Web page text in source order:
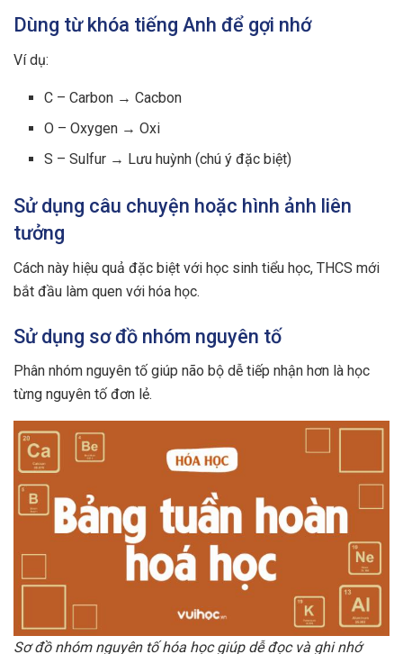
Dùng từ khóa tiếng Anh để gợi nhớ
Ví dụ:
C – Carbon → Cacbon
O – Oxygen → Oxi
S – Sulfur → Lưu huỳnh (chú ý đặc biệt)
Sử dụng câu chuyện hoặc hình ảnh liên
tưởng
Cách này hiệu quả đặc biệt với học sinh tiểu học, THCS mới
bắt đầu làm quen với hóa học.
Sử dụng sơ đồ nhóm nguyên tố
Phân nhóm nguyên tố giúp não bộ dễ tiếp nhận hơn là học
từng nguyên tố đơn lẻ.
Sơ đồ nhóm nguyên tố hóa học giúp dễ đọc và ghi nhớ